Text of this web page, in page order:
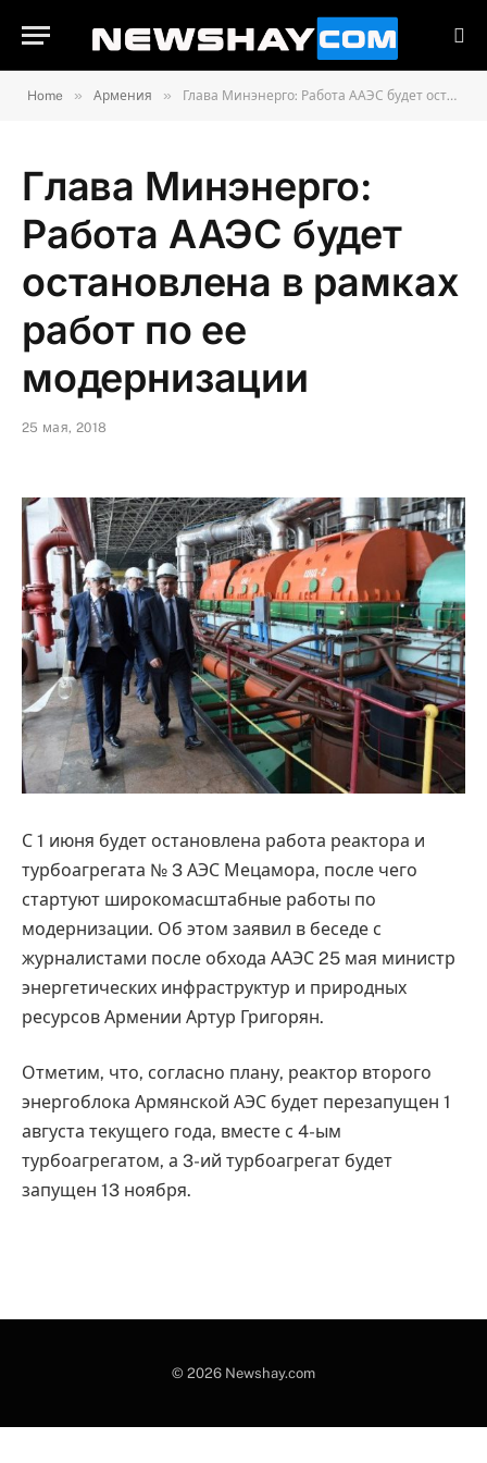
Home » Армения » Глава Минэнерго: Работа ААЭС будет остановлена в рамках работ по ее модернизации
Глава Минэнерго:
Работа ААЭС будет
остановлена в рамках
работ по ее
модернизации
25 мая, 2018
С 1 июня будет остановлена работа реактора и
турбоагрегата № 3 АЭС Мецамора, после чего
стартуют широкомасштабные работы по
модернизации. Об этом заявил в беседе с
журналистами после обхода ААЭС 25 мая министр
энергетических инфраструктур и природных
ресурсов Армении Артур Григорян.
Отметим, что, согласно плану, реактор второго
энергоблока Армянской АЭС будет перезапущен 1
августа текущего года, вместе с 4-ым
турбоагрегатом, а 3-ий турбоагрегат будет
запущен 13 ноября.
© 2026 Newshay.com